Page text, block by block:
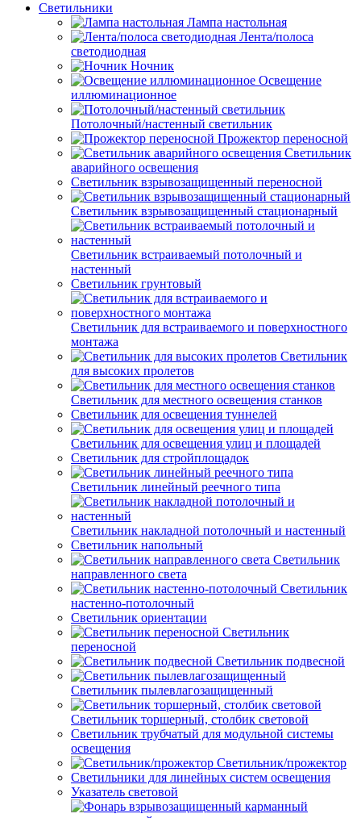
Светильники
Лампа настольная
Лента/полоса
светодиодная
Ночник
Освещение
иллюминационное
Потолочный/настенный светильник
Прожектор переносной
Светильник
аварийного освещения
Светильник взрывозащищенный переносной
Светильник взрывозащищенный стационарный
Светильник встраиваемый потолочный и
настенный
Светильник грунтовый
Светильник для встраиваемого и поверхностного
монтажа
Светильник
для высоких пролетов
Светильник для местного освещения станков
Светильник для освещения туннелей
Светильник для освещения улиц и площадей
Светильник для стройплощадок
Светильник линейный реечного типа
Светильник накладной потолочный и настенный
Светильник напольный
Светильник
направленного света
Светильник
настенно-потолочный
Светильник ориентации
Светильник
переносной
Светильник подвесной
Светильник пылевлагозащищенный
Светильник торшерный, столбик световой
Светильник трубчатый для модульной системы
освещения
Светильник/прожектор
Светильники для линейных систем освещения
Указатель световой